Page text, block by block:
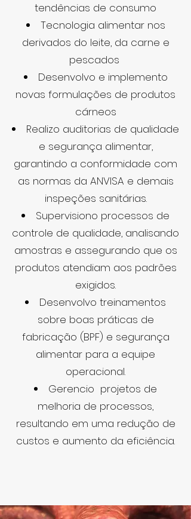
tendências de consumo
Tecnologia alimentar nos
derivados do leite, da carne e
pescados
Desenvolvo e implemento
novas formulações de produtos
cárneos
Realizo auditorias de qualidade
e segurança alimentar,
garantindo a conformidade com
as normas da ANVISA e demais
inspeções sanitárias.
Supervisiono processos de
controle de qualidade, analisando
amostras e assegurando que os
produtos atendiam aos padrões
exigidos.
Desenvolvo treinamentos
sobre boas práticas de
fabricação (BPF) e segurança
alimentar para a equipe
operacional.
Gerencio projetos de
melhoria de processos,
resultando em uma redução de
custos e aumento da eficiência.